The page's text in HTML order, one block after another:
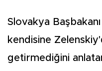
Slovakya
kendisine
getirmediğini